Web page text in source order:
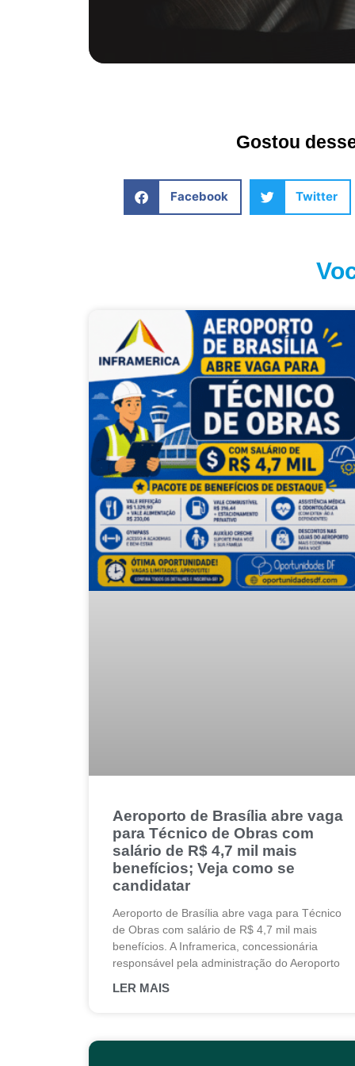
Gostou
Facebook Twitter
Aeroporto de Brasília abre vaga
para Técnico de Obras com
salário de R$ 4,7 mil mais
benefícios; Veja como se
candidatar
Aeroporto de Brasília abre vaga para Técnico
de Obras com salário de R$ 4,7 mil mais
benefícios. A Inframerica, concessionária
responsável pela administração do Aeroporto
LER MAIS